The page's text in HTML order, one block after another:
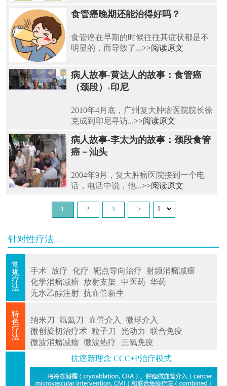
食管癌晚期还能治得好吗？
食管癌在早期的时候往往其症状都是不
明显的，而导致了...>>阅读原文
病人故事-黄达人的故事：食管癌
（颈段）-印尼
2010年4月底，广州复大肿瘤医院院长徐
克成到印尼寻访...>>阅读原文
病人故事-李太为的故事：颈段食管
癌－汕头
2004年9月，复大肿瘤医院接到一个电
话，电话中说，他...>>阅读原文
1 2 3 >
针对性疗法
常
规
疗
法
手术 放疗 化疗 靶点导向治疗 射频消瘤减瘤
化学消瘤减瘤 放射支架 中医药 华药
无水乙醇注射 抗血管新生
特
色
疗
法
纳米刀 氩氦刀 血管介入
微球介入
微创旋切治疗术 粒子刀 光动力 联合免疫
微波消瘤减瘤 微波热疗 三氧免疫
抗癌新理念 CCC+P治疗模式